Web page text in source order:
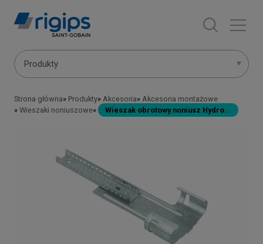
MainProdukty
Ścieżka
Strona główna Produkty Akcesoria
Akcesoria montażowe
Wieszaki noniuszowe
Wieszak obrotowy noniusz Hydro...